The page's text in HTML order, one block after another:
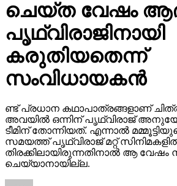
ചെയ്ത വേഷം
പൃഥ്വിരാജിനായി
കരുതിയതെന്ന്
സംവിധായകന്‍
ണ്ട് പ്രധാന കഥാപാത്രങ്ങളാണ്
അവയില്‍ ഒന്നിന് പൃഥ്വിരാജ്
ടീമിന് തോന്നിയത്. എന്നാല്‍
സമയത്ത് പൃഥ്വിരാജ് മറ്റ്
തിരക്കിലായിരുന്നതിനാല്‍ ആ വേഷം
ചെയ്യാനായില്ല.